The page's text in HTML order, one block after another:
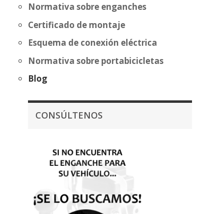
Normativa sobre enganches
Certificado de montaje
Esquema de conexión eléctrica
Normativa sobre portabicicletas
Blog
CONSÚLTENOS